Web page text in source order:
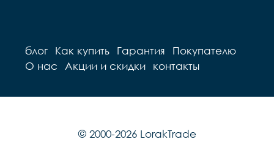
блог Как купить Гарантия
Покупателю
О нас
Акции и скидки контакты
© 2000-2026 LorakTrade